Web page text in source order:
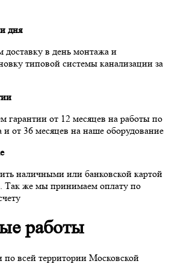
дня
в день монтажа и
типовой системы канализации за
гарантии от 12 месяцев на работы по
и от 36 месяцев на наше оборудование
наличными или банковской картой
Так же мы принимаем оплату по
работы
по всей территории Московской